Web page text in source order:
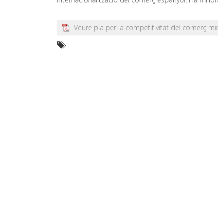
Veure pla per la competitivitat del comerç